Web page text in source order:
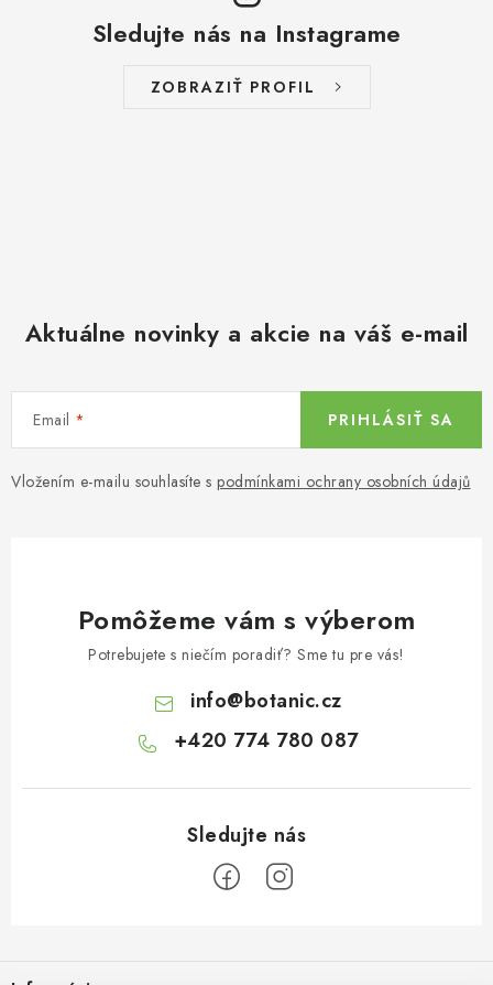
Sledujte nás na Instagrame
ZOBRAZIŤ PROFIL
Aktuálne novinky a akcie na váš e-mail
Email
Vložením e-mailu souhlasíte s podmínkami ochrany osobních údajů
PRIHLÁSIŤ SA
Pomôžeme vám s výberom
Potrebujete s niečím poradiť? Sme tu pre vás!
info@botanic.cz
+420 774 780 087